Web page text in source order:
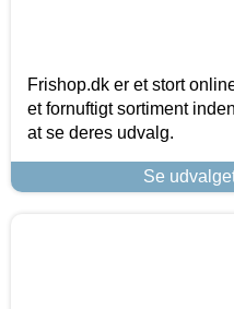
Frishop.dk er et stort
et fornuftigt sortiment
at se deres udvalg.
Se